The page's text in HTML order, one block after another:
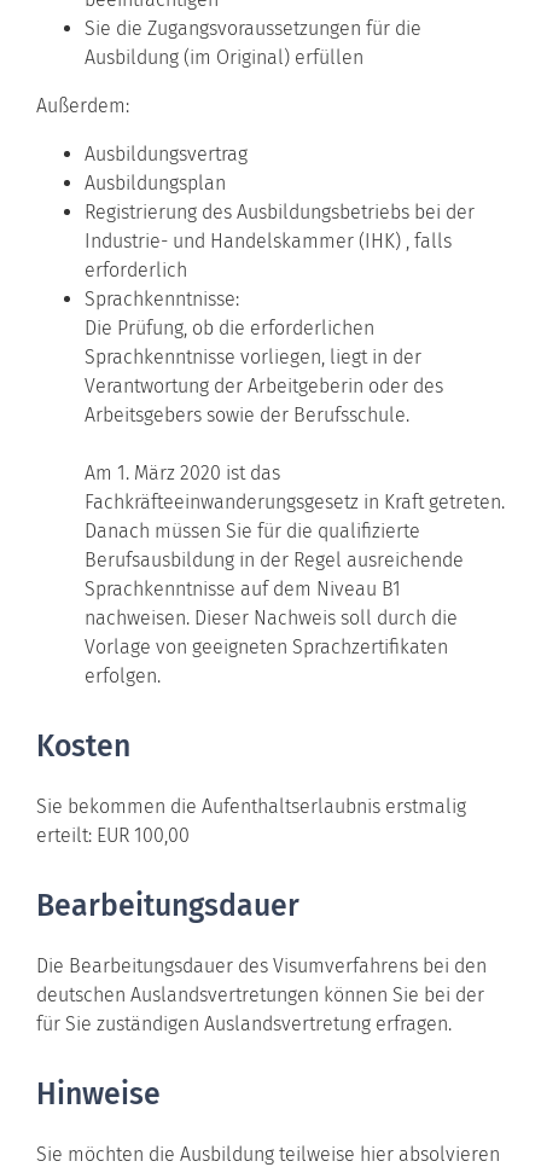
Sie die Zugangsvoraussetzungen für die
Ausbildung (im Original) erfüllen
Außerdem:
Ausbildungsvertrag
Ausbildungsplan
Registrierung des Ausbildungsbetriebs bei der
Industrie- und Handelskammer (IHK) , falls
erforderlich
Sprachkenntnisse:
Die Prüfung, ob die erforderlichen
Sprachkenntnisse vorliegen, liegt in der
Verantwortung der Arbeitgeberin oder des
Arbeitsgebers sowie der Berufsschule.
Am 1. März 2020 ist das
Fachkräfteeinwanderungsgesetz in Kraft getreten.
Danach müssen Sie für die qualifizierte
Berufsausbildung in der Regel ausreichende
Sprachkenntnisse auf dem Niveau B1
nachweisen. Dieser Nachweis soll durch die
Vorlage von geeigneten Sprachzertifikaten
erfolgen.
Kosten
Sie bekommen die Aufenthaltserlaubnis erstmalig
erteilt: EUR 100,00
Bearbeitungsdauer
Die Bearbeitungsdauer des Visumverfahrens bei den
deutschen Auslandsvertretungen können Sie bei der
für Sie zuständigen Auslandsvertretung erfragen.
Hinweise
Sie möchten die Ausbildung teilweise hier absolvieren